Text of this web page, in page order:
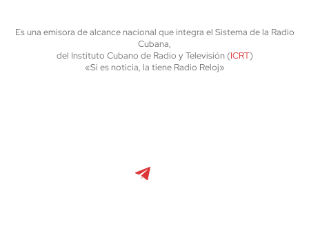
Es una emisora de alcance nacional que integra el Sistema de la Radio
Cubana,
del Instituto Cubano de Radio y Televisión (ICRT)
«Si es noticia, la tiene Radio Reloj»